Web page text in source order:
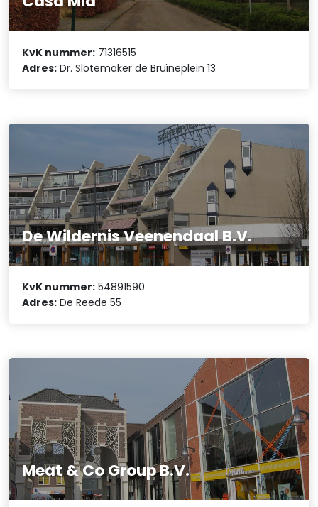
KvK nummer: 71316515
Adres: Dr. Slotemaker de Bruïneplein 13
De Wildernis Veenendaal B.V.
KvK nummer: 54891590
Adres: De Reede 55
Meat & Co Group B.V.